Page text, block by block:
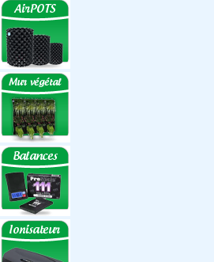
Accessoires
Box Discount
Box par marque
Hortibox
Homebox
Dark Room II
GrowLab
Box par taille
Box 40 cm
Box 60 cm
Box 80-90 cm